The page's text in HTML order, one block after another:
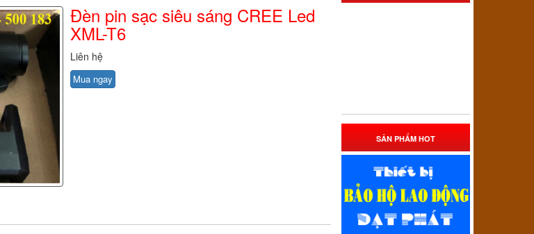
Đèn pin sạc siêu sáng CREE Led
XML-T6
Liên hệ
Mua ngay
SẢN PHẨM HOT